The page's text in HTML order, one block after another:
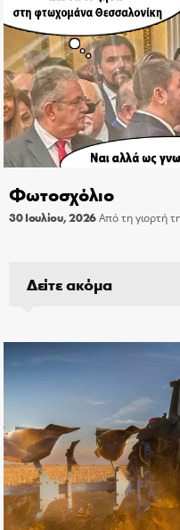
Φωτοσχόλιο
30 Ιουλίου, 2026Από τη γιορτή
Δείτε ακόμα